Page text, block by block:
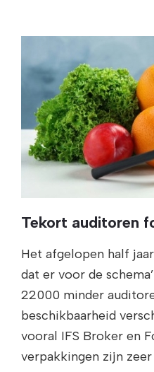
Tekort auditoren
Het afgelopen half
dat er voor de
22000 minder
beschikbaarheid
vooral IFS Broker en
verpakkingen zijn